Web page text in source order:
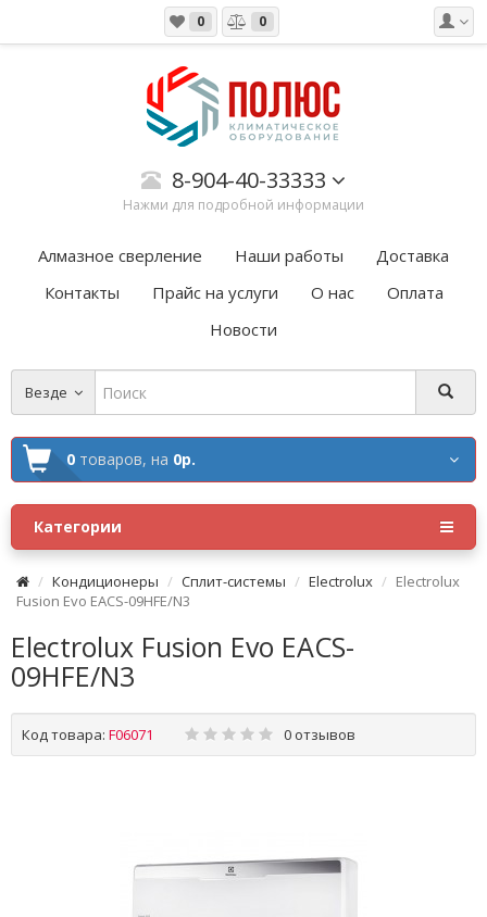
0 0
8-904-40-33333
Нажми для подробной информации
Алмазное сверление Наши работы
Доставка
Контакты
Прайс на услуги О нас
Оплата
Новости
Везде
0 товаров, на 0р.
Категории
Кондиционеры Сплит-системы Electrolux
Electrolux
Fusion Evo EACS-09HFE/N3
Electrolux Fusion Evo EACS-
09HFE/N3
Код товара: F06071 0 отзывов